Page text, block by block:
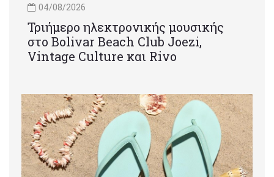
04/08/2026
Τριήμερο ηλεκτρονικής μουσικής
στο Bolivar Beach Club Joezi,
Vintage Culture και Rivo